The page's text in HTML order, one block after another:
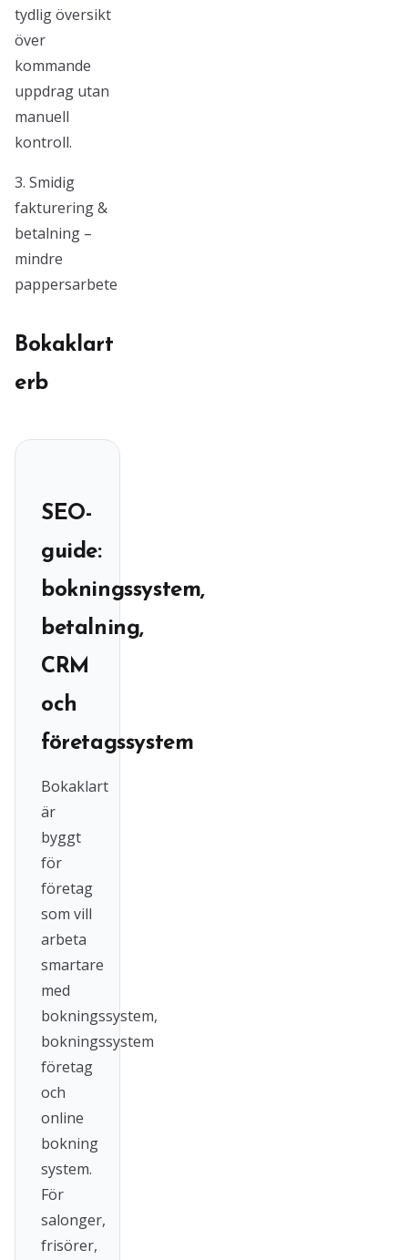
tydlig översikt
över
kommande
uppdrag utan
manuell
kontroll.
3. Smidig
fakturering &
betalning –
mindre
pappersarbete
Bokaklart
erb
SEO-
guide:
bokningssystem,
betalning,
CRM
och
företagssystem
Bokaklart
är
byggt
för
företag
som vill
arbeta
smartare
med
bokningssystem,
bokningssystem
företag
och
online
bokning
system.
För
salonger,
frisörer,